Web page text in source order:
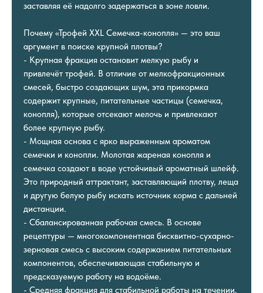
заставляя её надолго задержаться в зоне ловли.
Почему «Трофей XXL Семечка-конопля» — это ваш
аргумент в поиске крупной плотвы?
- Крупная фракция остановит мелкую рыбу и
привлечёт трофей. В отличие от мелкофракционных
смесей, быстро создающих шум, эта прикормка
содержит крупные, питательные частицы (семечка,
конопля), которые отсекают мелочь и привлекают
более крупную рыбу.
- Мощная основа с ярко выраженным ароматом
семечки и конопли. Молотая жареная конопля и
семечка создают в воде устойчивый ароматный шлейф.
Это природный аттрактант, заставляющий плотву, леща
и другую белую рыбу искать источник корма с дальней
дистанции.
- Сбалансированная рабочая смесь. В основе
рецептуры — многокомпонентная бисквитно-сухарно-
зерновая смесь с высоким содержанием питательных
компонентов, обеспечивающая стабильную и
предсказуемую работу на водоёме.
- Средняя фракция для стабильной работы на течении.